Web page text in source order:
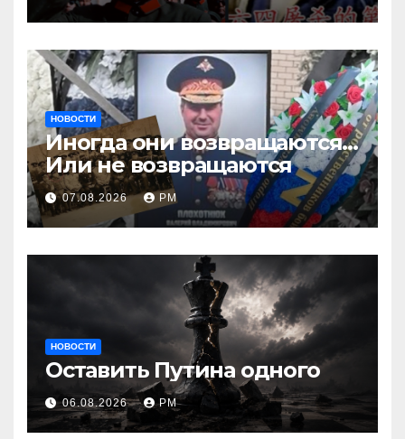
НОВОСТИ
Иногда они возвращаются…
Или не возвращаются
07.08.2026 РМ
НОВОСТИ
Оставить Путина одного
06.08.2026 РМ